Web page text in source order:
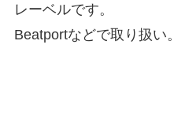
レーベルです。
Beatportなどで取り扱い。